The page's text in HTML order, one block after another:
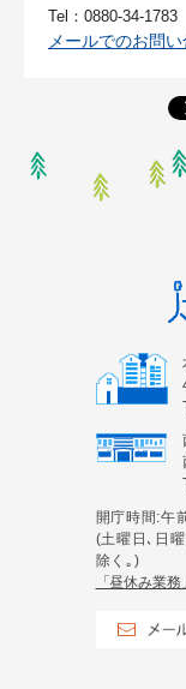
Tel：0880-34-1783
メールでのお問
開庁時間:午
(土曜日､日
除く｡)
「昼休み業